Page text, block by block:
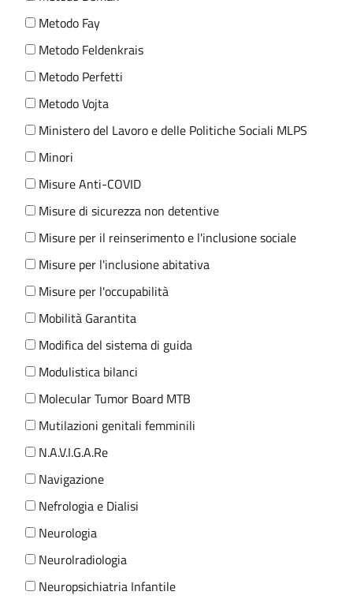
Metodo Fay
Metodo Feldenkrais
Metodo Perfetti
Metodo Vojta
Ministero del Lavoro e delle Politiche Sociali MLPS
Minori
Misure Anti-COVID
Misure di sicurezza non detentive
Misure per il reinserimento e l'inclusione sociale
Misure per l'inclusione abitativa
Misure per l'occupabilità
Mobilità Garantita
Modifica del sistema di guida
Modulistica bilanci
Molecular Tumor Board MTB
Mutilazioni genitali femminili
N.A.V.I.G.A.Re
Navigazione
Nefrologia e Dialisi
Neurologia
Neurolradiologia
Neuropsichiatria Infantile